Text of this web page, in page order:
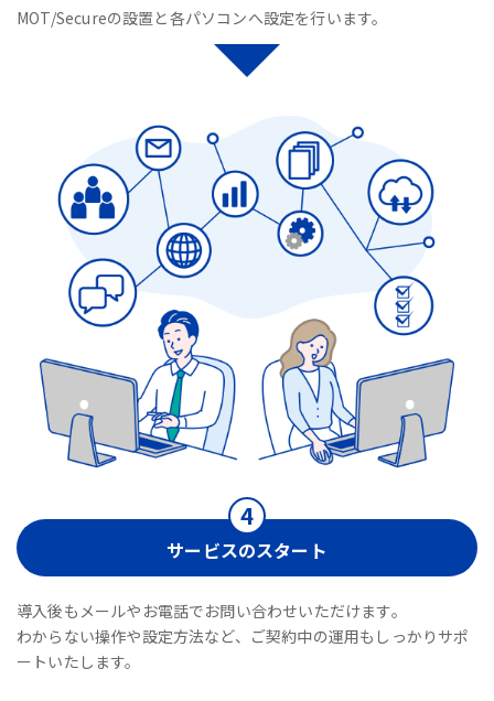
MOT/Secureの設置と各パソコンへ設定を行います。
サービスのスタート
導入後もメールやお電話でお問い合わせいただけます。
わからない操作や設定方法など、ご契約中の運用もしっかりサポ
ートいたします。